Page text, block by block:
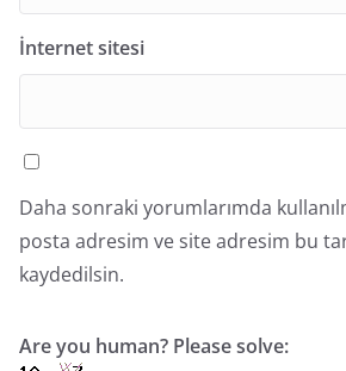
İnternet sitesi
Daha sonraki yorumlarımda
posta adresim ve site adresim bu
kaydedilsin.
Are you human? Please solve: